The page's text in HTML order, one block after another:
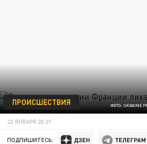
ФОТО: UKRAINE
ПРОИСШЕСТВИЯ
22 ЯНВАРЯ 20:21
ПОДПИШИТЕСЬ: